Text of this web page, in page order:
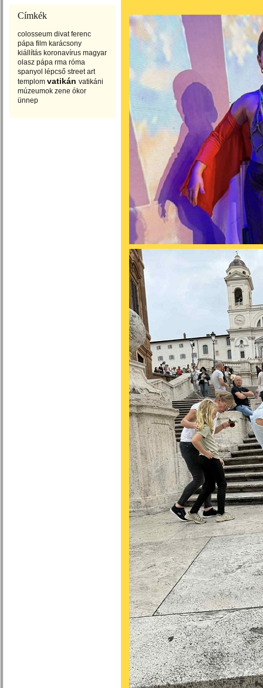
Címkék
colosseum divat ferenc
pápa film karácsony
kiállítás koronavírus magyar
olasz pápa rma róma
spanyol lépcső street art
templom vatikán vatikáni
múzeumok zene ókor
ünnep